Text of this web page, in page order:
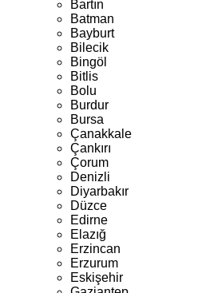
Bartın
Batman
Bayburt
Bilecik
Bingöl
Bitlis
Bolu
Burdur
Bursa
Çanakkale
Çankırı
Çorum
Denizli
Diyarbakır
Düzce
Edirne
Elazığ
Erzincan
Erzurum
Eskişehir